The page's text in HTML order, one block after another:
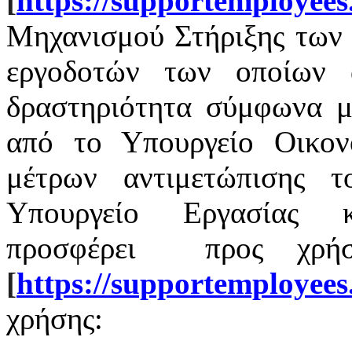
Μηχανισμού Στήριξης
εργοδοτών των οποίων
δραστηριότητα σύμφωνα
από το Υπουργείο
μέτρων αντιμετώπισης
Υπουργείο Εργασίας
προσφέρει
προς
[https://supportemployees
χρήσης: